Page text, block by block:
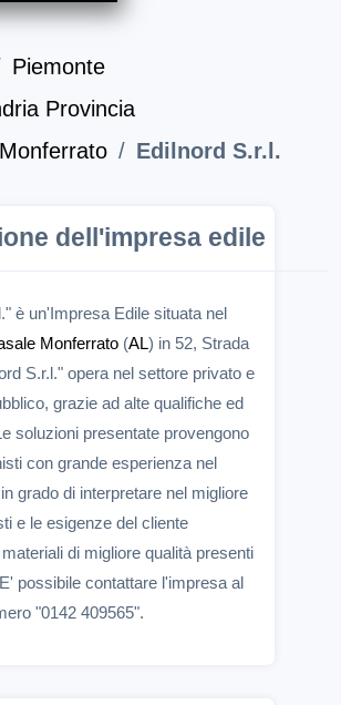
Piemonte
Provincia
Edilnord S.r.l.
dell'impresa edile
è un'Impresa Edile situata nel
Monferrato (AL) in 52, Strada
S.r.l." opera nel settore privato e
grazie ad alte qualifiche ed
soluzioni presentate provengono
con grande esperienza nel
grado di interpretare nel migliore
e le esigenze del cliente
di migliore qualità presenti
possibile contattare l'impresa al
"0142 409565".